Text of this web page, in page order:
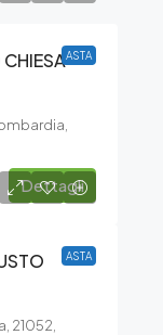
ASTA
–
Dettagli
ASTA
21052,